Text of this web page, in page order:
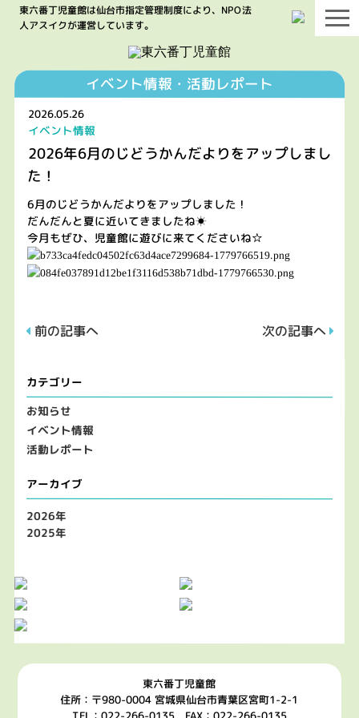
東六番丁児童館は仙台市指定管理制度により、NPO法
人アスイクが運営しています。
イベント情報・活動レポート
2026.05.26
イベント情報
2026年6月のじどうかんだよりをアップしまし
た！
6月のじどうかんだよりをアップしました！
だんだんと夏に近いてきましたね☀
今月もぜひ、児童館に遊びに来てくださいね☆
前の記事へ 次の記事へ
カテゴリー
お知らせ
イベント情報
活動レポート
アーカイブ
2026年
2025年
東六番丁児童館
住所：〒980-0004 宮城県仙台市青葉区宮町1-2-1